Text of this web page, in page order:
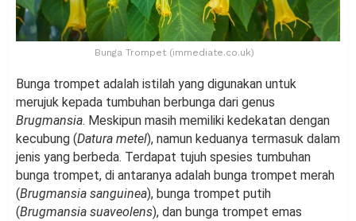
Bunga Trompet (immediate.co.uk)
Bunga trompet adalah istilah yang digunakan untuk
merujuk kepada tumbuhan berbunga dari genus
Brugmansia. Meskipun masih memiliki kedekatan dengan
kecubung (Datura metel), namun keduanya termasuk dalam
jenis yang berbeda. Terdapat tujuh spesies tumbuhan
bunga trompet, di antaranya adalah bunga trompet merah
(Brugmansia sanguinea), bunga trompet putih
(Brugmansia suaveolens), dan bunga trompet emas